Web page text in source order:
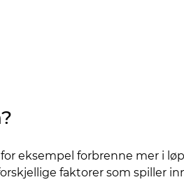
eksempel forbrenne mer i
faktorer som spiller